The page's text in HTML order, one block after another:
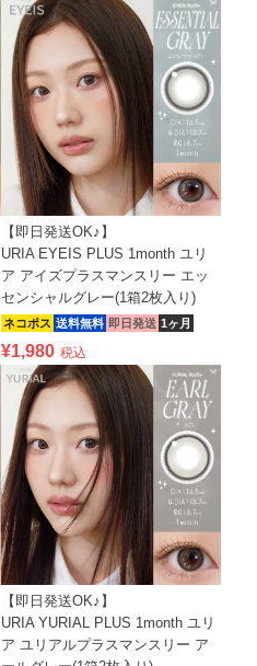
【即日発送OK♪】
URIA EYEIS PLUS 1month ユリ
ア アイズプラスマンスリー エッ
センシャルグレー(1箱2枚入り)
ネコポス 送料無料 即日発送 1ヶ月
¥1,980 税込
【即日発送OK♪】
URIA YURIAL PLUS 1month ユリ
ア ユリアルプラスマンスリー ア